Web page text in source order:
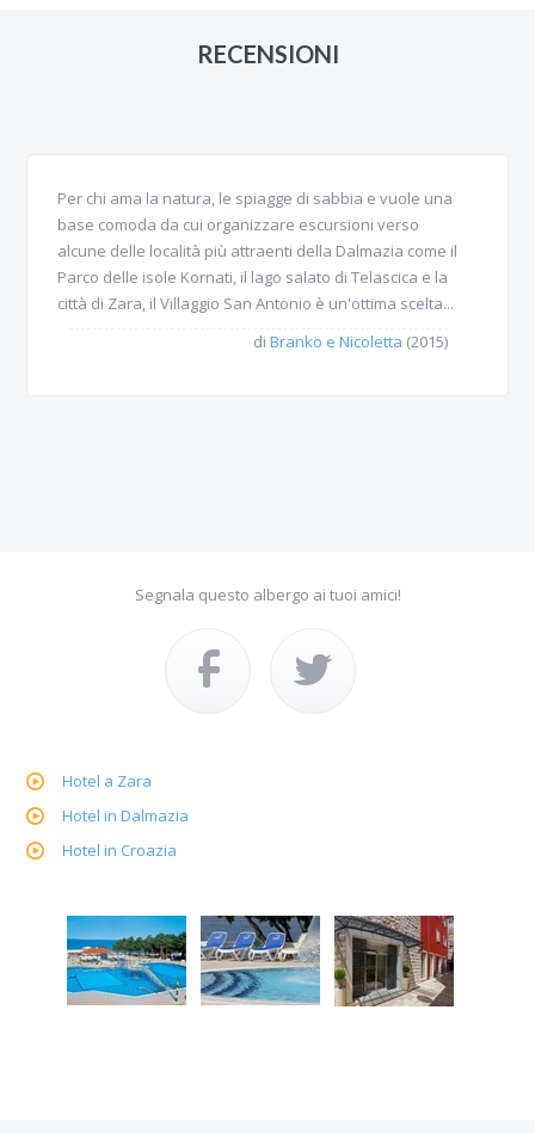
RECENSIONI
Per chi ama la natura, le spiagge di sabbia e vuole una
base comoda da cui organizzare escursioni verso
alcune delle località più attraenti della Dalmazia come il
Parco delle isole Kornati, il lago salato di Telascica e la
città di Zara, il Villaggio San Antonio è un'ottima scelta...
di Branko e Nicoletta (2015)
Segnala questo albergo ai tuoi amici!
Hotel a Zara
Hotel in Dalmazia
Hotel in Croazia